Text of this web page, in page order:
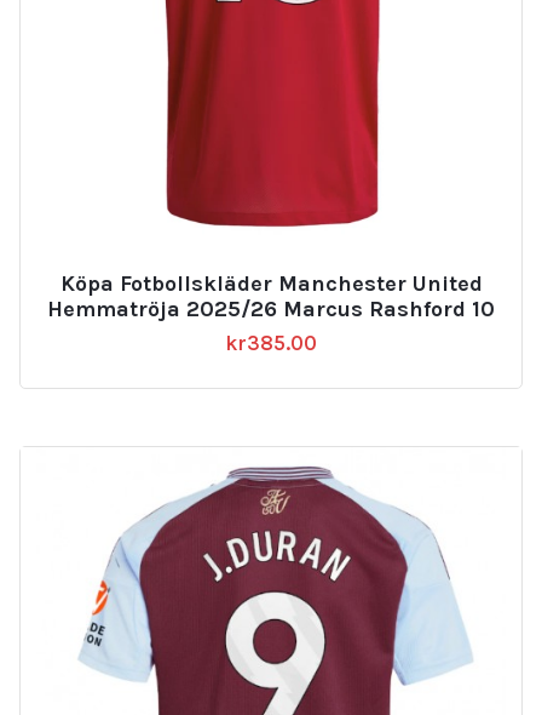
Köpa Fotbollskläder Manchester United
Hemmatröja 2025/26 Marcus Rashford 10
kr385.00